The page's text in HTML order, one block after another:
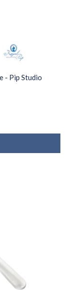
- Pip Studio